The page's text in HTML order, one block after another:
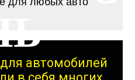
автомобилей